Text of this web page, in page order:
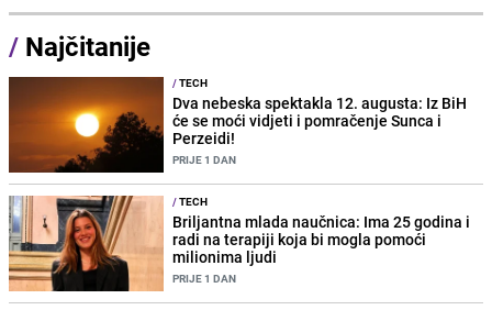
/ Najčitanije
/TECH
Dva nebeska spektakla 12. augusta: Iz BiH
će se moći vidjeti i pomračenje Sunca i
Perzeidi!
PRIJE 1 DAN
/TECH
Briljantna mlada naučnica: Ima 25 godina i
radi na terapiji koja bi mogla pomoći
milionima ljudi
PRIJE 1 DAN